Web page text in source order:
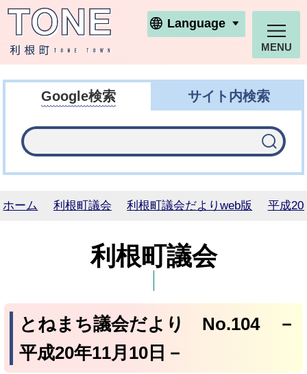
利根町ホームページ
Language
MENU
Google検索 サイト内検索
ホーム 利根町議会 利根町議会だよりweb版 平成20
利根町議会
とねまち議会だより No.104 －
平成20年11月10日－